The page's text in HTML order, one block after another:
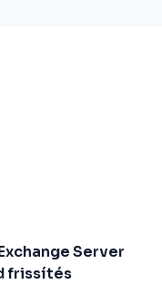
Server
frissítés